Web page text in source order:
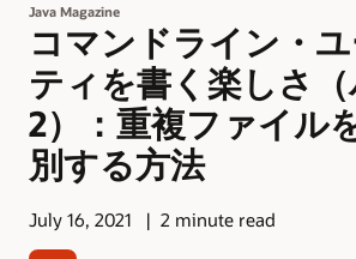
Java Magazine
コマンドライン・
ティを書く楽しさ（
2）：重複ファイル
別する方法
July 16, 2021 2 minute read